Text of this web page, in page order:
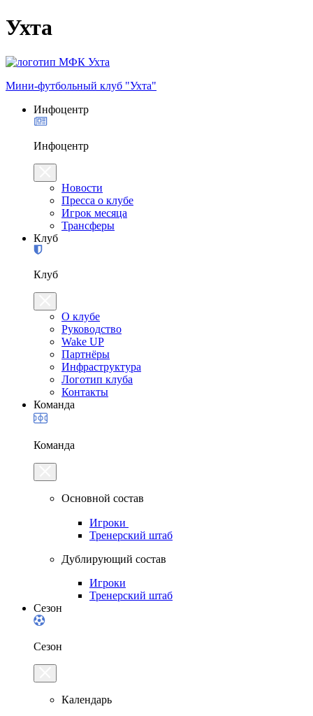
Ухта
Мини-футбольный клуб "Ухта"
Инфоцентр
Инфоцентр
Новости
Пресса о клубе
Игрок месяца
Трансферы
Клуб
Клуб
О клубе
Руководство
Wake UP
Партнёры
Инфраструктура
Логотип клуба
Контакты
Команда
Команда
Основной состав
Игроки
Тренерский штаб
Дублирующий состав
Игроки
Тренерский штаб
Сезон
Сезон
Календарь